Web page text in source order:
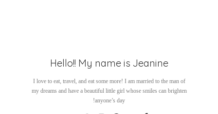
Hello!! My name is Jeanine
I love to eat, travel, and eat some more! I am married to the man of
my dreams and have a beautiful little girl whose smiles can brighten
anyone’s day!